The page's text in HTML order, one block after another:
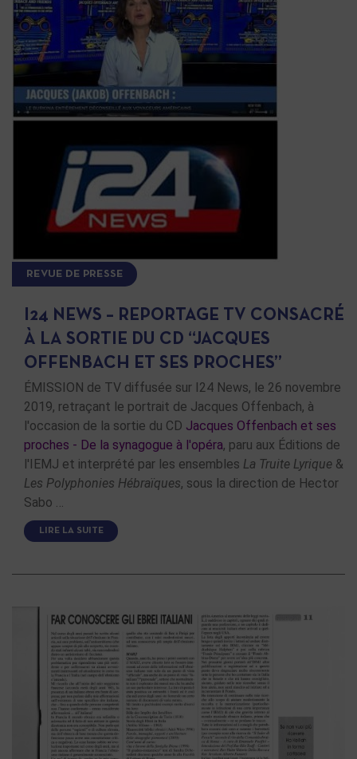
REVUE DE PRESSE
I24 NEWS – REPORTAGE TV CONSACRÉ
À LA SORTIE DU CD “JACQUES
OFFENBACH ET SES PROCHES”
ÉMISSION de TV diffusée sur I24 News, le 26 novembre
2019, retraçant le portrait de Jacques Offenbach, à
l'occasion de la sortie du CD Jacques Offenbach et ses
proches - De la synagogue à l'opéra, paru aux Éditions de
l'IEMJ et interprété par les ensembles La Truite Lyrique &
Les Polyphonies Hébraïques, sous la direction de Hector
Sabo …
LIRE LA SUITE